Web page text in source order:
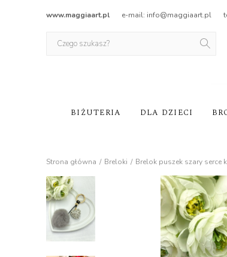
www.maggiaart.pl e-mail: info@maggiaart.pl
BIŻUTERIA DLA DZIECI
Strona główna Breloki Brelok puszek szary serce